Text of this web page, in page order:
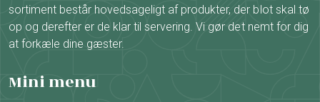
sortiment består hovedsageligt af produkter, der blot skal tø
op og derefter er de klar til servering. Vi gør det nemt for dig
at forkæle dine gæster.
Mini menu